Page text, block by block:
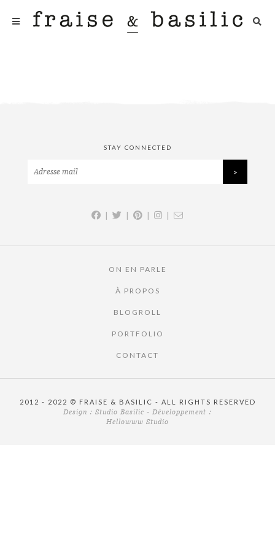
STAY CONNECTED
| | | |
ON EN PARLE
À PROPOS
BLOGROLL
PORTFOLIO
CONTACT
2012 - 2022 © FRAISE & BASILIC - ALL RIGHTS RESERVED
Design : Studio Basilic - Développement :
Hellowww Studio